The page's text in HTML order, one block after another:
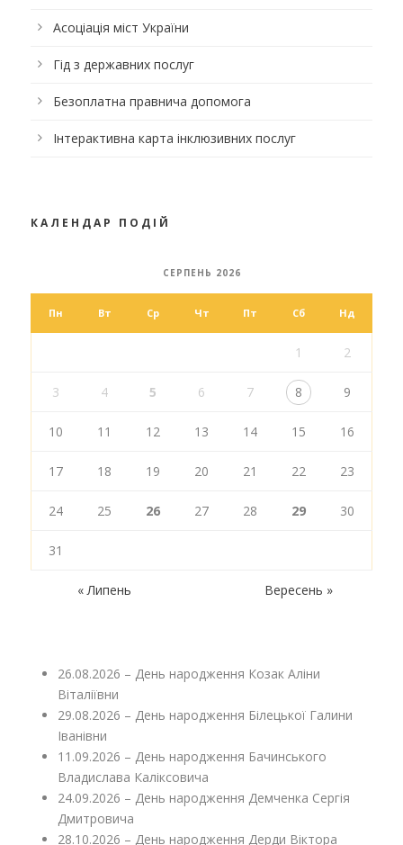
Асоціація міст України
Гід з державних послуг
Безоплатна правнича допомога
Інтерактивна карта інклюзивних послуг
КАЛЕНДАР ПОДІЙ
СЕРПЕНЬ 2026
Пн Вт Ср Чт Пт Сб Нд
1 2
3 4 5 6 7 8 9
10 11 12 13 14 15 16
17 18 19 20 21 22 23
24 25 26 27 28 29 30
31
« Липень Вересень »
26.08.2026 – День народження Козак Аліни
Віталіївни
29.08.2026 – День народження Білецької Галини
Іванівни
11.09.2026 – День народження Бачинського
Владислава Каліксовича
24.09.2026 – День народження Демченка Сергія
Дмитровича
28.10.2026 – День народження Дерди Віктора